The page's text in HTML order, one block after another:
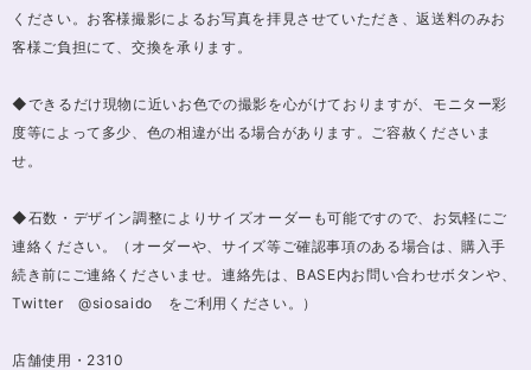
ください。お客様撮影によるお写真を拝見させていただき、返送料のみお
客様ご負担にて、交換を承ります。
◆できるだけ現物に近いお色での撮影を心がけておりますが、モニター彩
度等によって多少、色の相違が出る場合があります。ご容赦くださいま
せ。
◆石数・デザイン調整によりサイズオーダーも可能ですので、お気軽にご
連絡ください。（オーダーや、サイズ等ご確認事項のある場合は、購入手
続き前にご連絡くださいませ。連絡先は、BASE内お問い合わせボタンや、
Twitter @siosaido をご利用ください。）
店舗使用・2310